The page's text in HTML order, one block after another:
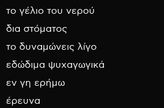
το γέλιο του νερού
δια στόματος
το δυναμώνεις λίγο
εδώδιμα ψυχαγωγικά
εν γη ερήμω
έρευνα